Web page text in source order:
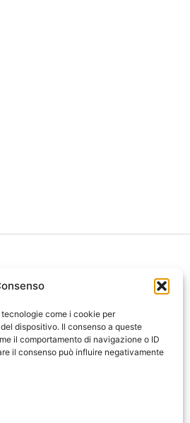
come i cookie per
dispositivo. Il consenso a queste
il comportamento di navigazione o ID
il consenso può influire negativamente